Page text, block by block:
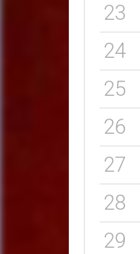
23
24
25
26
27
28
29